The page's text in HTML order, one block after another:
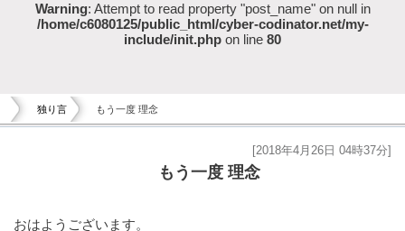
Warning: Attempt to read property "post_name" on null in
/home/c6080125/public_html/cyber-codinator.net/my-
include/init.php on line 80
独り言 もう一度 理念
もう一度 理念
[2018年4月26日 04時37分]
おはようございます。